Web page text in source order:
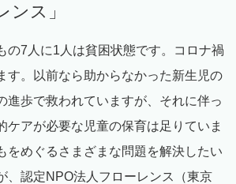
ンス」
の7人に1人は貧困状態です。コロナ禍
す。以前なら助からなかった新生児の
進歩で救われていますが、それに伴っ
ケアが必要な児童の保育は足りていま
をめぐるさまざまな問題を解決したい
、認定NPO法人フローレンス（東京